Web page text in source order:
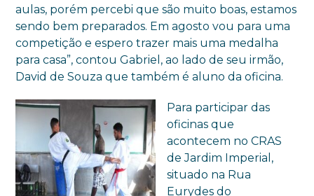
aulas, porém percebi que são muito boas, estamos
sendo bem preparados. Em agosto vou para uma
competição e espero trazer mais uma medalha
para casa”, contou Gabriel, ao lado de seu irmão,
David de Souza que também é aluno da oficina.
Para participar das
oficinas que
acontecem no CRAS
de Jardim Imperial,
situado na Rua
Eurydes do